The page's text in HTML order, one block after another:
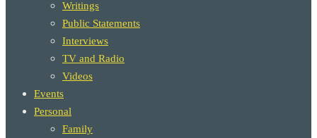
Writings
Public Statements
Interviews
TV and Radio
Videos
Events
Personal
Family